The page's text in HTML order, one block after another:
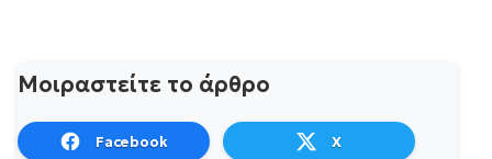
Μοιραστείτε το άρθρο
Facebook X